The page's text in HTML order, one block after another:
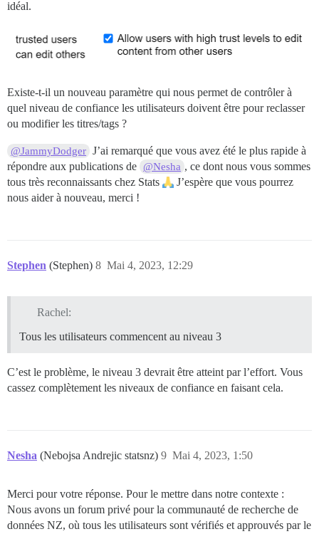
idéal.
Existe-t-il un nouveau paramètre qui nous permet de contrôler à
quel niveau de confiance les utilisateurs doivent être pour reclasser
ou modifier les titres/tags ?
@JammyDodger J’ai remarqué que vous avez été le plus rapide à
répondre aux publications de @Nesha , ce dont nous vous sommes
tous très reconnaissants chez Stats
J’espère que vous pourrez
nous aider à nouveau, merci !
Stephen (Stephen) Mai 4, 2023, 12:29
8
Rachel:
Tous les utilisateurs commencent au niveau 3
C’est le problème, le niveau 3 devrait être atteint par l’effort. Vous
cassez complètement les niveaux de confiance en faisant cela.
Nesha (Nebojsa Andrejic statsnz) Mai 4, 2023, 1:50
9
Merci pour votre réponse. Pour le mettre dans notre contexte :
Nous avons un forum privé pour la communauté de recherche de
données NZ, où tous les utilisateurs sont vérifiés et approuvés par le